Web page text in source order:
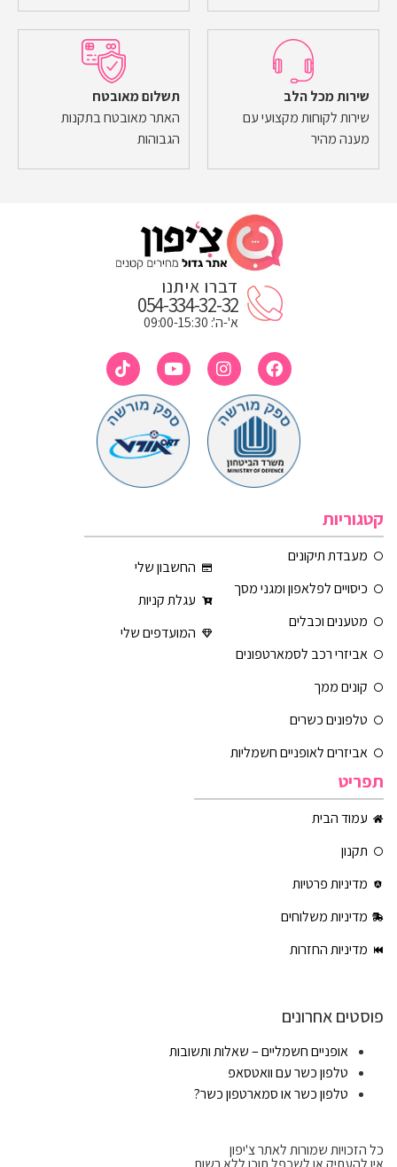
שירות מכל הלב
שירות לקוחות מקצועי עם
מענה מהיר
תשלום מאובטח
האתר מאובטח בתקנות
הגבוהות
דברו איתנו
054-334-32-32
א'-ה': 09:00-15:30
קטגוריות
מעבדת תיקונים
כיסויים לפלאפון ומגני מסך
מטענים וכבלים
אביזרי רכב לסמארטפונים
קונים ממך
טלפונים כשרים
אביזרים לאופניים חשמליות
החשבון שלי
עגלת קניות
המועדפים שלי
תפריט
עמוד הבית
תקנון
מדיניות פרטיות
מדיניות משלוחים
מדיניות החזרות
פוסטים אחרונים
אופניים חשמליים – שאלות ותשובות
טלפון כשר עם וואטסאפ
טלפון כשר או סמארטפון כשר?
כל הזכויות שמורות לאתר צ'יפון